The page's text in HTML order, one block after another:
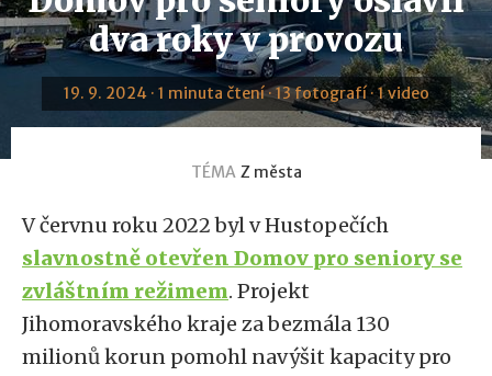
dva roky v provozu
19. 9. 2024 · 1 minuta čtení · 13 fotografí · 1 video
TÉMA Z města
V červnu roku 2022 byl v Hustopečích
slavnostně otevřen Domov pro seniory se
zvláštním režimem. Projekt
Jihomoravského kraje za bezmála 130
milionů korun pomohl navýšit kapacity pro